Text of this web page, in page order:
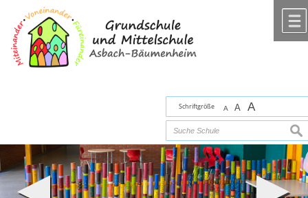
Zum Inhalt,
Schriftgröße A A A